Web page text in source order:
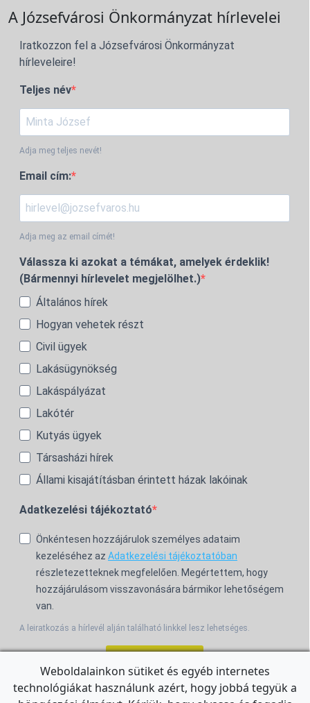
A Józsefvárosi Önkormányzat hírlevelei
Iratkozzon fel a Józsefvárosi Önkormányzat
hírleveleire!
Teljes név
Adja meg teljes nevét!
Email cím:
Adja meg az email címét!
Válassza ki azokat a témákat, amelyek érdeklik!
(Bármennyi hírlevelet megjelölhet.)
Általános hírek
Hogyan vehetek részt
Civil ügyek
Lakásügynökség
Lakáspályázat
Lakótér
Kutyás ügyek
Társasházi hírek
Állami kisajátításban érintett házak lakóinak
Adatkezelési tájékoztató
Önkéntesen hozzájárulok személyes adataim
kezeléséhez az Adatkezelési tájékoztatóban
részletezetteknek megfelelően. Megértettem, hogy
hozzájárulásom visszavonására bármikor lehetőségem
van.
A leiratkozás a hírlevél alján található linkkel lesz lehetséges.
For the English Newsletter, clickHERE.
Weboldalainkon sütiket és egyéb internetes
technológiákat használunk azért, hogy jobbá tegyük a